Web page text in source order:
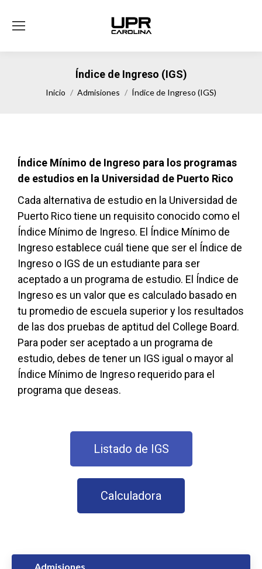
Índice de Ingreso (IGS)
Estás aquí:
Inicio Admisiones Índice de Ingreso (IGS)
Índice Mínimo de Ingreso para los programas
de estudios en la Universidad de Puerto Rico
Cada alternativa de estudio en la Universidad de
Puerto Rico tiene un requisito conocido como el
Índice Mínimo de Ingreso. El Índice Mínimo de
Ingreso establece cuál tiene que ser el Índice de
Ingreso o IGS de un estudiante para ser
aceptado a un programa de estudio. El Índice de
Ingreso es un valor que es calculado basado en
tu promedio de escuela superior y los resultados
de las dos pruebas de aptitud del College Board.
Para poder ser aceptado a un programa de
estudio, debes de tener un IGS igual o mayor al
Índice Mínimo de Ingreso requerido para el
programa que deseas.
Listado de IGS
Calculadora
Admisiones